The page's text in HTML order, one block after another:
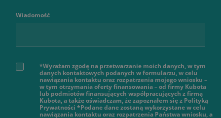
Wiadomość
*Wyrażam zgodę na przetwarzanie moich danych, w tym
danych kontaktowych podanych w formularzu, w celu
nawiązania kontaktu oraz rozpatrzenia mojego wniosku –
w tym otrzymania oferty finansowania – od firmy Kubota
lub podmiotów finansujących współpracujących z firmą
Kubota, a także oświadczam, że zapoznałem się z Polityką
Prywatności *Podane dane zostaną wykorzystane w celu
nawiązania kontaktu oraz rozpatrzenia Państwa wniosku, a